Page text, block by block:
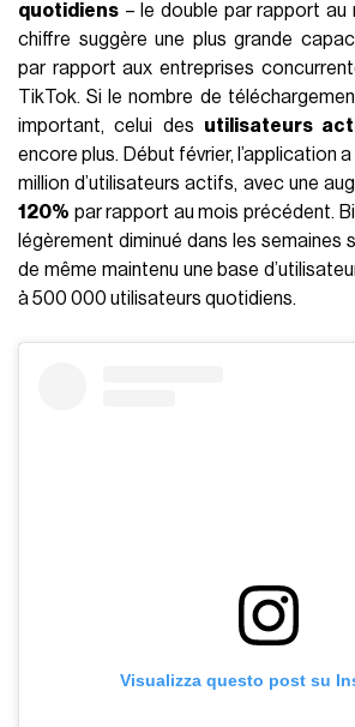
quotidiens – le double par rapport au
chiffre suggère une plus grande
par rapport aux entreprises
TikTok. Si le nombre de
important, celui des utilisateurs
encore plus. Début février, l’application
million d’utilisateurs actifs, avec une
120% par rapport au mois précédent.
légèrement diminué dans les semaines
de même maintenu une base
à 500 000 utilisateurs quotidiens.
Visualizza questo post su